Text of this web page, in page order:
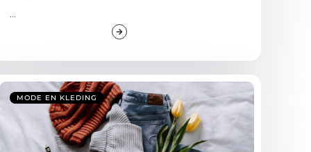
...
MODE EN KLEDING